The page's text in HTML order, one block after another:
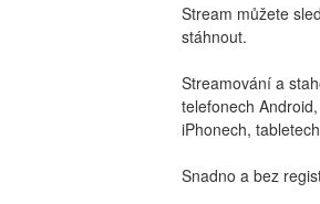
Stream můžete
stáhnout.
Streamování a
telefonech
iPhonech,
Snadno a bez